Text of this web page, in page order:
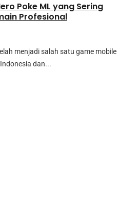
Poke ML yang Sering
Profesional
menjadi salah satu game mobile
dan...